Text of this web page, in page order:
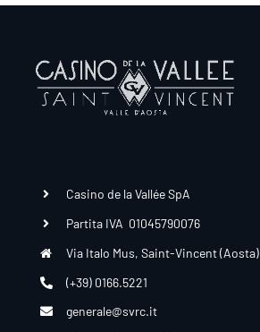
Casino de la Vallée SpA
Partita IVA 01045790076
Via Italo Mus, Saint-Vincent (Aosta)
(+39) 0166.5221
generale@svrc.it